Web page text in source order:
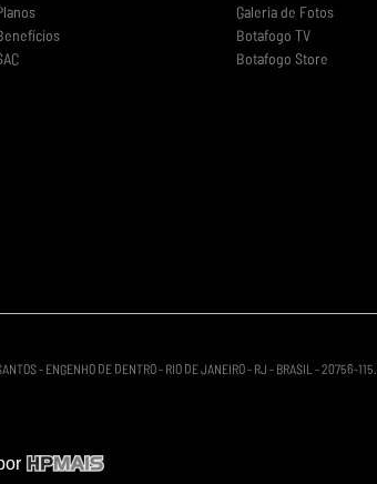
Galeria de Fotos
Botafogo TV
Botafogo Store
- ENGENHO DE DENTRO - RIO DE JANEIRO - RJ - BRASIL - 20756-115.